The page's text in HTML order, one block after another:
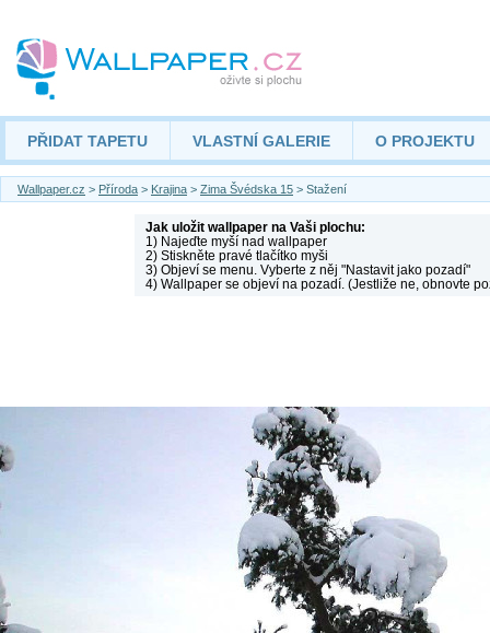
PŘIDAT TAPETU VLASTNÍ GALERIE O PROJEKTU
Wallpaper.cz > Příroda > Krajina > Zima Švédska 15 > Stažení
Jak uložit wallpaper na Vaši plochu:
1) Najeďte myší nad wallpaper
2) Stiskněte pravé tlačítko myši
3) Objeví se menu. Vyberte z něj "Nastavit jako pozadí"
4) Wallpaper se objeví na pozadí. (Jestliže ne, obnovte